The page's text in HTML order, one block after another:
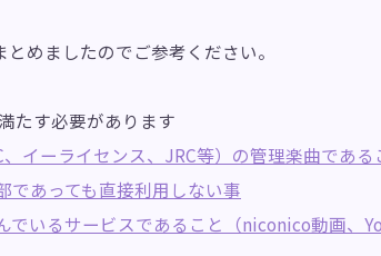
めましたのでご参考ください。
たす必要があります
イーライセンス、JRC等）の管理楽曲である
であっても直接利用しない事
でいるサービスであること（niconico動画、